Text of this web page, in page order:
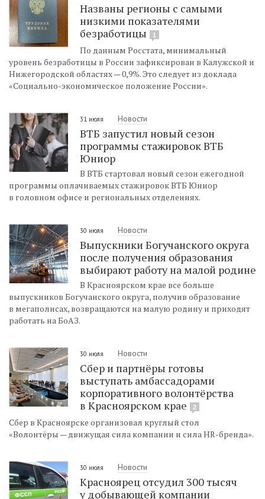
Названы регионы с самыми
низкими показателями
безработицы
1
По данным Росстата, минимальный
уровень безработицы в России зафиксирован в Калужской и
Нижегородской областях — 0,9%. Это следует из доклада
«Социально-экономическое положение России».
31 июля Новости
ВТБ запустил новый сезон
программы стажировок ВТБ
Юниор
В ВТБ стартовал новый сезон ежегодной
программы оплачиваемых стажировок ВТБ Юниор
в головном офисе и региональных отделениях.
30 июля Новости
Выпускники Богучанского округа
после получения образования
выбирают работу на малой родине
В Красноярском крае все больше
выпускников Богучанского округа, получив образование
в мегаполисах, возвращаются на малую родину и приходят
работать на БоАЗ.
30 июля Новости
Cбер и партнёры готовы
выступать амбассадорами
корпоративного волонтёрства
в Красноярском крае
2
Сбер в Красноярске организовал круглый стол
«Волонтёры — движущая сила компании и сила HR-бренда».
30 июля Новости
Красноярец отсудил 300 тысяч
у добывающей компании